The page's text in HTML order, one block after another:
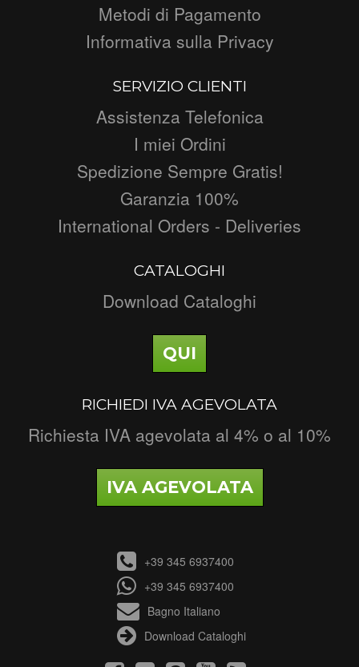
Metodi di Pagamento
Informativa sulla Privacy
SERVIZIO CLIENTI
Assistenza Telefonica
I miei Ordini
Spedizione Sempre Gratis!
Garanzia 100%
International Orders - Deliveries
CATALOGHI
Download Cataloghi
QUI
RICHIEDI IVA AGEVOLATA
Richiesta IVA agevolata al 4% o al 10%
IVA AGEVOLATA
+39 345 6937400
+39 345 6937400
Bagno Italiano
Download Cataloghi